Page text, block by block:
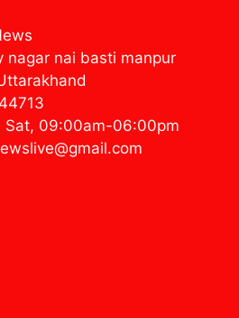
nagar nai basti manpur
Sat, 09:00am-06:00pm